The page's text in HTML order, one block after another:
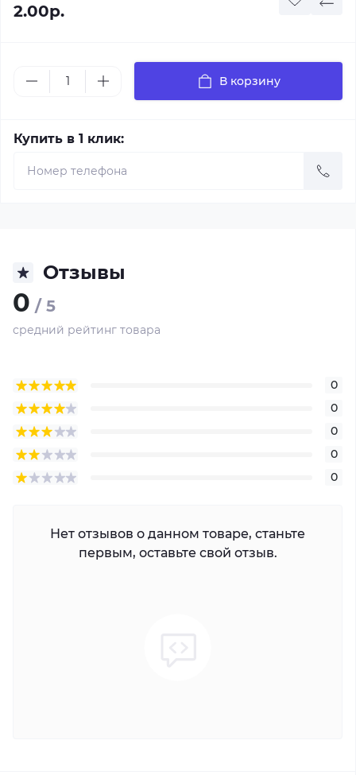
2.00р.
В корзину
Купить в 1 клик:
Отзывы
0 / 5
средний рейтинг товара
0
0
0
0
0
Нет отзывов о данном товаре, станьте
первым, оставьте свой отзыв.